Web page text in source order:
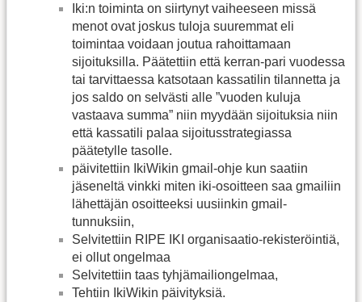
Iki:n toiminta on siirtynyt vaiheeseen missä
menot ovat joskus tuloja suuremmat eli
toimintaa voidaan joutua rahoittamaan
sijoituksilla. Päätettiin että kerran-pari vuodessa
tai tarvittaessa katsotaan kassatilin tilannetta ja
jos saldo on selvästi alle ”vuoden kuluja
vastaava summa” niin myydään sijoituksia niin
että kassatili palaa sijoitusstrategiassa
päätetylle tasolle.
päivitettiin IkiWikin gmail-ohje kun saatiin
jäseneltä vinkki miten iki-osoitteen saa gmailiin
lähettäjän osoitteeksi uusiinkin gmail-
tunnuksiin,
Selvitettiin RIPE IKI organisaatio-rekisteröintiä,
ei ollut ongelmaa
Selvitettiin taas tyhjämailiongelmaa,
Tehtiin IkiWikin päivityksiä.